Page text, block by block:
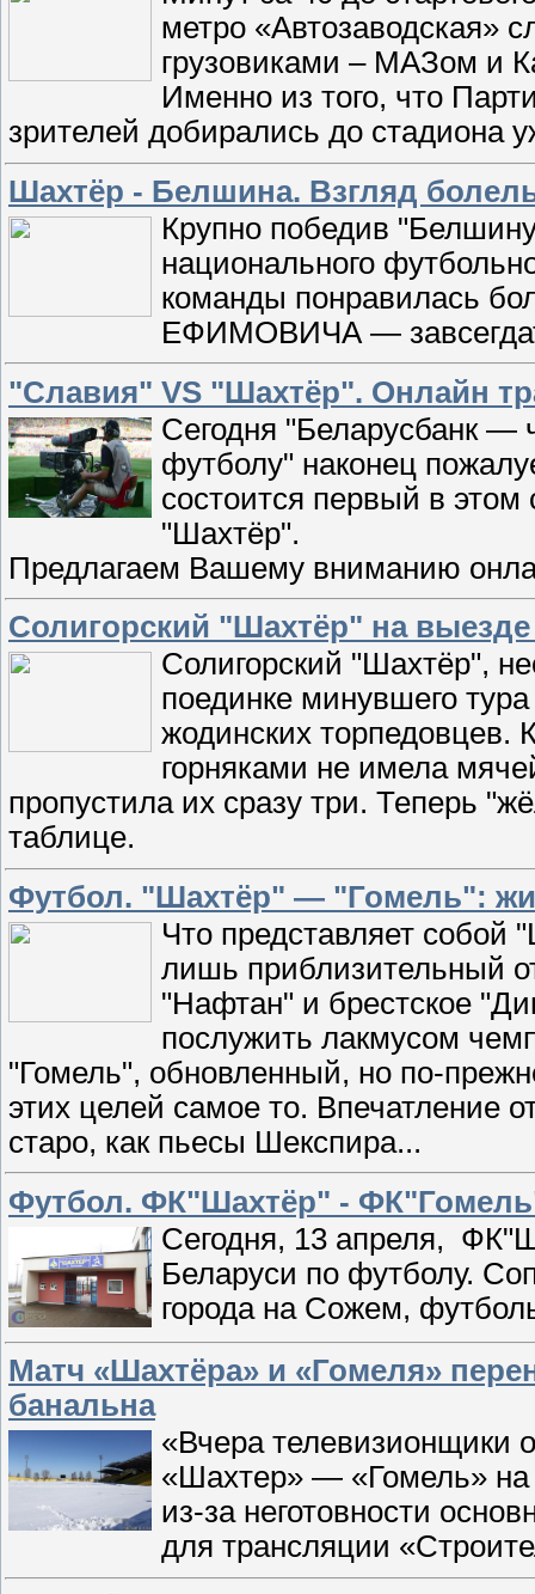
метро «Автозаводская»
грузовиками – МАЗом и
Именно из того, что
зрителей добирались до стадиона
Шахтёр - Белшина. Взгляд
Крупно победив
национального
команды понравилась
ЕФИМОВИЧА —
"Славия" VS "Шахтёр". Онлайн
Cегодня "Беларусбанк —
футболу" наконец
состоится первый в
"Шахтёр".
Предлагаем Вашему вниманию
Солигорский "Шахтёр" на
Солигорский "Шахтёр",
поединке минувшего
жодинских торпедовцев.
горняками не имела
пропустила их сразу три. Теперь
таблице.
Футбол. "Шахтёр" — "Гомель":
Что представляет собой
лишь приблизительный
"Нафтан" и брестское
послужить лакмусом
"Гомель", обновленный, но по-
этих целей самое то. Впечатление
старо, как пьесы Шекспира...
Футбол. ФК"Шахтёр" -
Сегодня, 13 апреля,
Беларуси по футболу.
города на Сожем,
Матч «Шахтёра» и «Гомеля»
банальна
«Вчера телевизионщики
«Шахтер» — «Гомель» на
из-за неготовности
для трансляции